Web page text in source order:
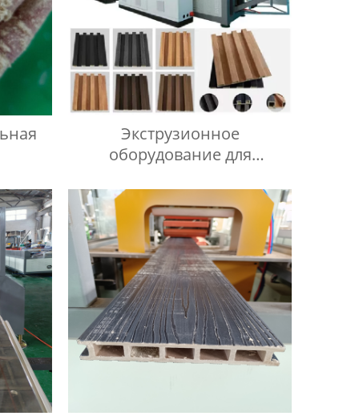
Экструзионное
оборудование для
панелей из ДПК